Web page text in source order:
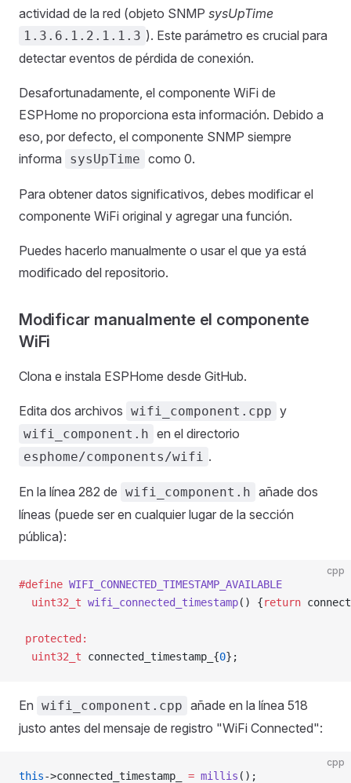
actividad de la red (objeto SNMP sysUpTime
1.3.6.1.2.1.1.3 ). Este parámetro es crucial para
detectar eventos de pérdida de conexión.
Desafortunadamente, el componente WiFi de
ESPHome no proporciona esta información. Debido a
eso, por defecto, el componente SNMP siempre
informa
sysUpTime como 0.
Para obtener datos significativos, debes modificar el
componente WiFi original y agregar una función.
Puedes hacerlo manualmente o usar el que ya está
modificado del repositorio.
Modificar manualmente el componente
WiFi
Clona e instala ESPHome desde GitHub.
Edita dos archivos wifi_component.cpp y
wifi_component.h en el directorio
esphome/components/wifi .
En la línea 282 de wifi_component.h añade dos
líneas (puede ser en cualquier lugar de la sección
pública):
cpp
#define WIFI_CONNECTED_TIMESTAMP_AVAILABLE
  uint32_t
wifi_connected_timestamp() {return
protected:
  uint32_t
connected_timestamp_{0};
En wifi_component.cpp añade en la línea 518
justo antes del mensaje de registro "WiFi Connected":
cpp
this->connected_timestamp_ = millis ();